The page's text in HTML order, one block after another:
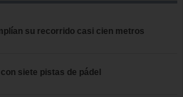
su recorrido casi cien metros
siete pistas de pádel